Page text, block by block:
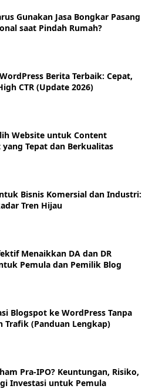
Gunakan Jasa Bongkar Pasang
saat Pindah Rumah?
Berita Terbaik: Cepat,
CTR (Update 2026)
Website untuk Content
yang Tepat dan Berkualitas
Bisnis Komersial dan Industri:
Tren Hijau
Menaikkan DA dan DR
Pemula dan Pemilik Blog
Blogspot ke WordPress Tanpa
Trafik (Panduan Lengkap)
Pra-IPO? Keuntungan, Risiko,
Investasi untuk Pemula